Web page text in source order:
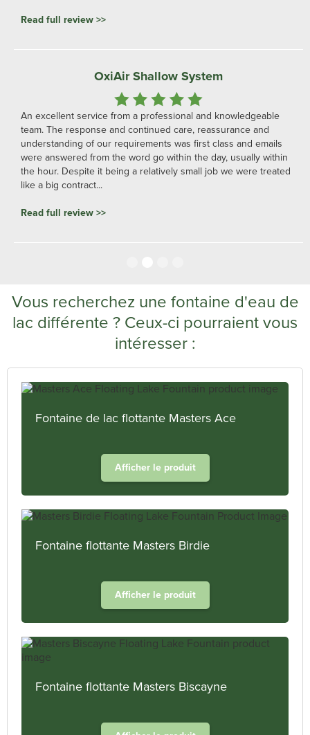
Read full review >>
OxiAir Shallow System
An excellent service from a professional and knowledgeable
team. The response and continued care, reassurance and
understanding of our requirements was first class and emails
were answered from the word go within the day, usually within
the hour. Despite it being a relatively small job we were treated
like a big contract...
Read full review >>
Vous recherchez une fontaine d'eau de
lac différente ? Ceux-ci pourraient vous
intéresser :
Fontaine de lac flottante Masters Ace
Afficher le produit
Fontaine flottante Masters Birdie
Afficher le produit
Fontaine flottante Masters Biscayne